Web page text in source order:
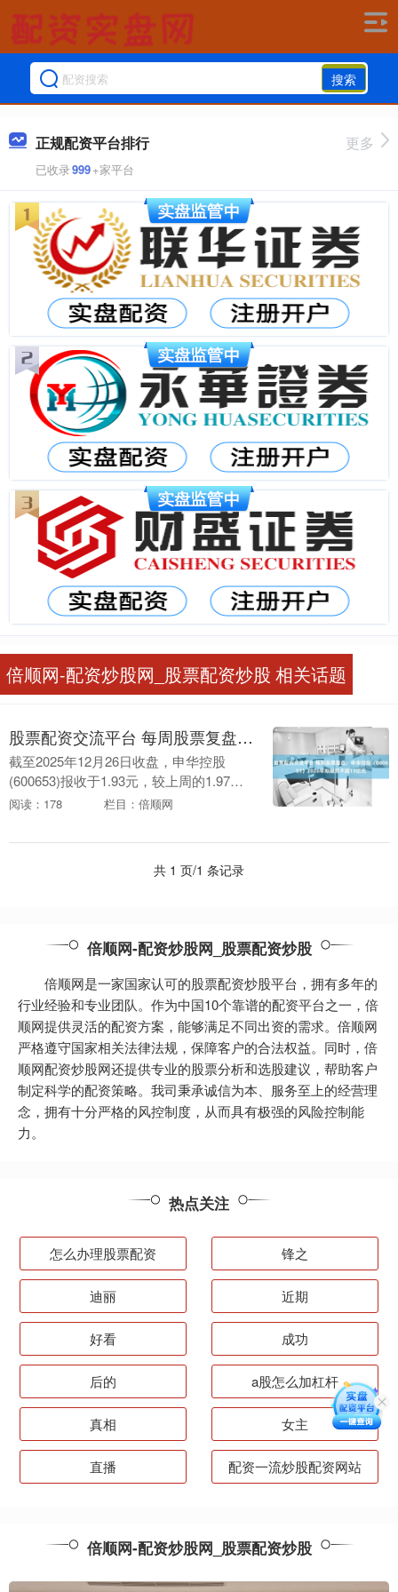
搜索
正规配资平台排行
已收录999+家平台
更多
倍顺网-配资炒股网_股票配资炒股 相关话题
股票配资交流平台 每周股票复盘：申华控股（600653）2026年拟融资不超15亿元
截至2025年12月26日收盘，申华控股
(600653)报收于1.93元，较上周的1.97元
下跌2.03%。本周，申华控股12月22日盘
阅读：178 栏目：倍顺网
共 1 页/1 条记录
倍顺网-配资炒股网_股票配资炒股
倍顺网是一家国家认可的股票配资炒股平台，拥有多年的
行业经验和专业团队。作为中国10个靠谱的配资平台之一，倍
顺网提供灵活的配资方案，能够满足不同出资的需求。倍顺网
严格遵守国家相关法律法规，保障客户的合法权益。同时，倍
顺网配资炒股网还提供专业的股票分析和选股建议，帮助客户
制定科学的配资策略。我司秉承诚信为本、服务至上的经营理
念，拥有十分严格的风控制度，从而具有极强的风险控制能
力。
热点关注
怎么办理股票配资 锋之
迪丽 近期
好看 成功
后的 a股怎么加杠杆
真相 女主
直播 配资一流炒股配资网站
倍顺网-配资炒股网_股票配资炒股